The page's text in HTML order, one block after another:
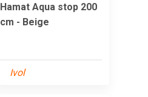
Hamat Aqua stop 200
cm - Beige
Ivol